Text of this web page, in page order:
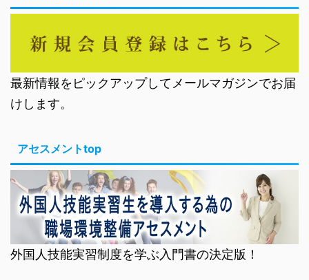
最新情報をピックアップしてメールマガジンでお届
けします。
アセスメントtop
外国人技能実習制度を学ぶ入門書の決定版！